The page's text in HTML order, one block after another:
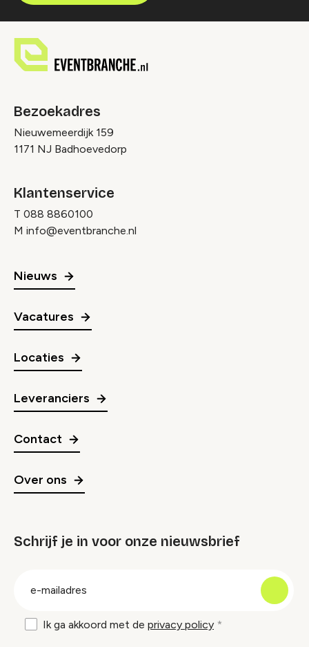
Bezoekadres
Nieuwemeerdijk 159
1171 NJ Badhoevedorp
Klantenservice
T 088 8860100
M info@eventbranche.nl
Nieuws
Vacatures
Locaties
Leveranciers
Contact
Over ons
Schrijf je in voor onze nieuwsbrief
Ik ga akkoord met de privacy policy